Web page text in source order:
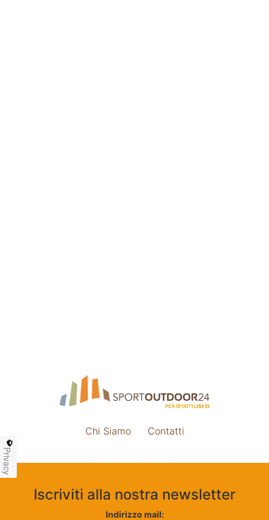
Chi Siamo Contatti
Iscriviti alla nostra newsletter
Indirizzo mail:
Privacy